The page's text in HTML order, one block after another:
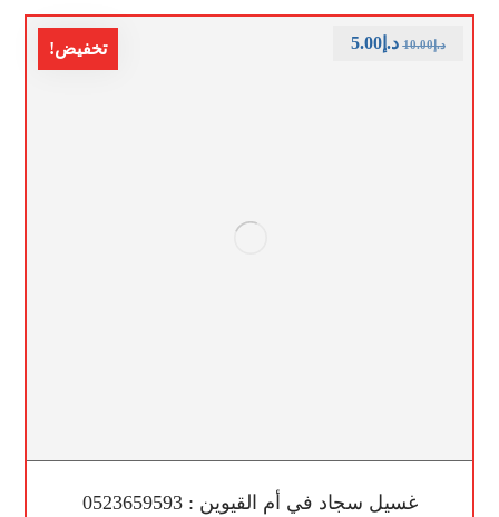
تخفيض!
غسيل سجاد في أم القيوين : 0523659593
د.إ10.00 د.إ5.00